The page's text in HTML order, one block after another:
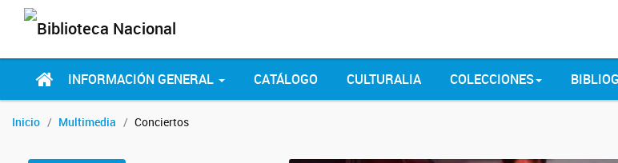
INFORMACIÓN GENERAL CATÁLOGO CULTURALIA COLECCIONES
Inicio Multimedia Conciertos